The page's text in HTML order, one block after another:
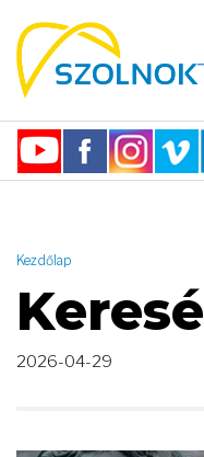
"2026-04-29 23:59:59" )
Kezdőlap
2026-04-29